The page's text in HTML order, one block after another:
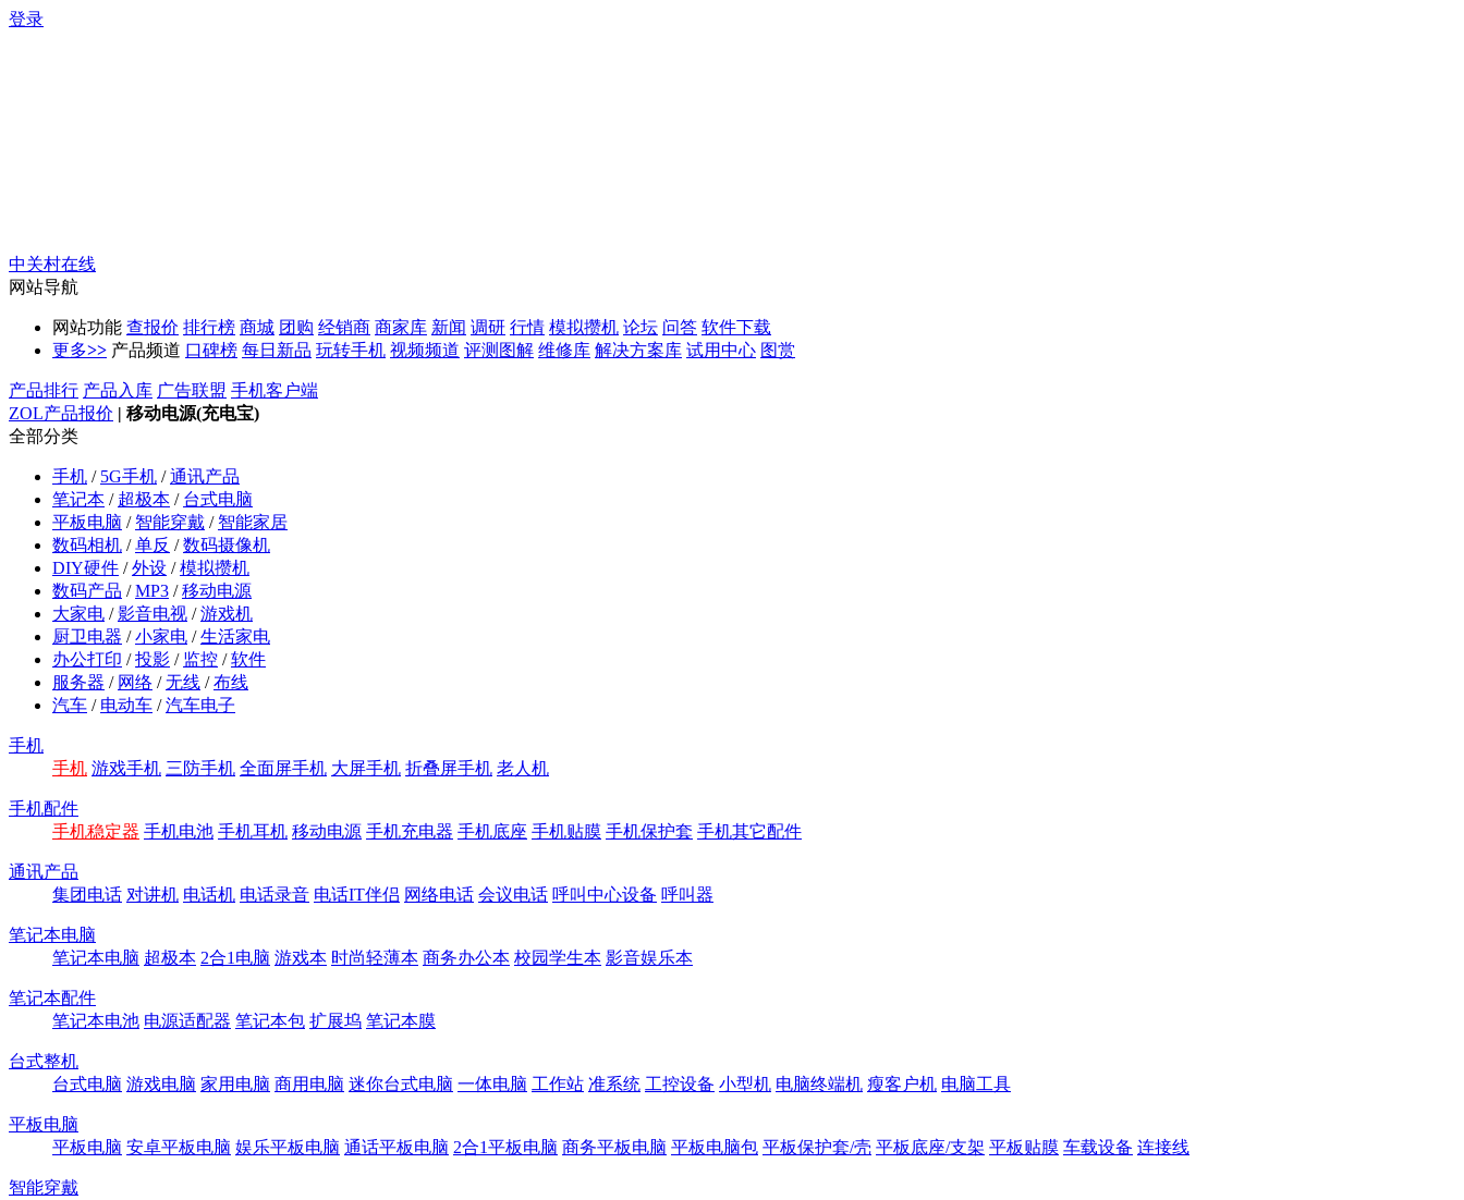
登录
中关村在线
网站导航
网站功能 查报价 排行榜 商城 团购 经销商 商家库 新闻 调研 行情 模拟攒机 论坛 问答 软件下载
更多>> 产品频道 口碑榜 每日新品 玩转手机 视频频道 评测图解 维修库 解决方案库 试用中心 图赏
产品排行 产品入库 广告联盟 手机客户端
ZOL产品报价 | 移动电源(充电宝)
全部分类
手机 / 5G手机 /通讯产品
笔记本 / 超极本 / 台式电脑
平板电脑 / 智能穿戴 / 智能家居
数码相机 /单反 /数码摄像机
DIY硬件 /外设 /模拟攒机
数码产品 /MP3 /移动电源
大家电 /影音电视 /游戏机
厨卫电器 /小家电 /生活家电
办公打印 /投影 / 监控 /软件
服务器 / 网络 /无线 /布线
汽车 / 电动车 /汽车电子
手机
手机 游戏手机 三防手机 全面屏手机 大屏手机 折叠屏手机 老人机
手机配件
手机稳定器 手机电池 手机耳机 移动电源 手机充电器 手机底座 手机贴膜 手机保护套 手机其它配件
通讯产品
集团电话 对讲机 电话机 电话录音 电话IT伴侣 网络电话 会议电话 呼叫中心设备 呼叫器
笔记本电脑
笔记本电脑 超极本 2合1电脑 游戏本 时尚轻薄本 商务办公本 校园学生本 影音娱乐本
笔记本配件
笔记本电池 电源适配器 笔记本包 扩展坞 笔记本膜
台式整机
台式电脑 游戏电脑 家用电脑 商用电脑 迷你台式电脑 一体电脑 工作站 准系统 工控设备 小型机 电脑终端机 瘦客户机 电脑工具
平板电脑
平板电脑 安卓平板电脑 娱乐平板电脑 通话平板电脑 2合1平板电脑 商务平板电脑 平板电脑包 平板保护套/壳 平板底座/支架 平板贴膜 车载设备 连接线
智能穿戴